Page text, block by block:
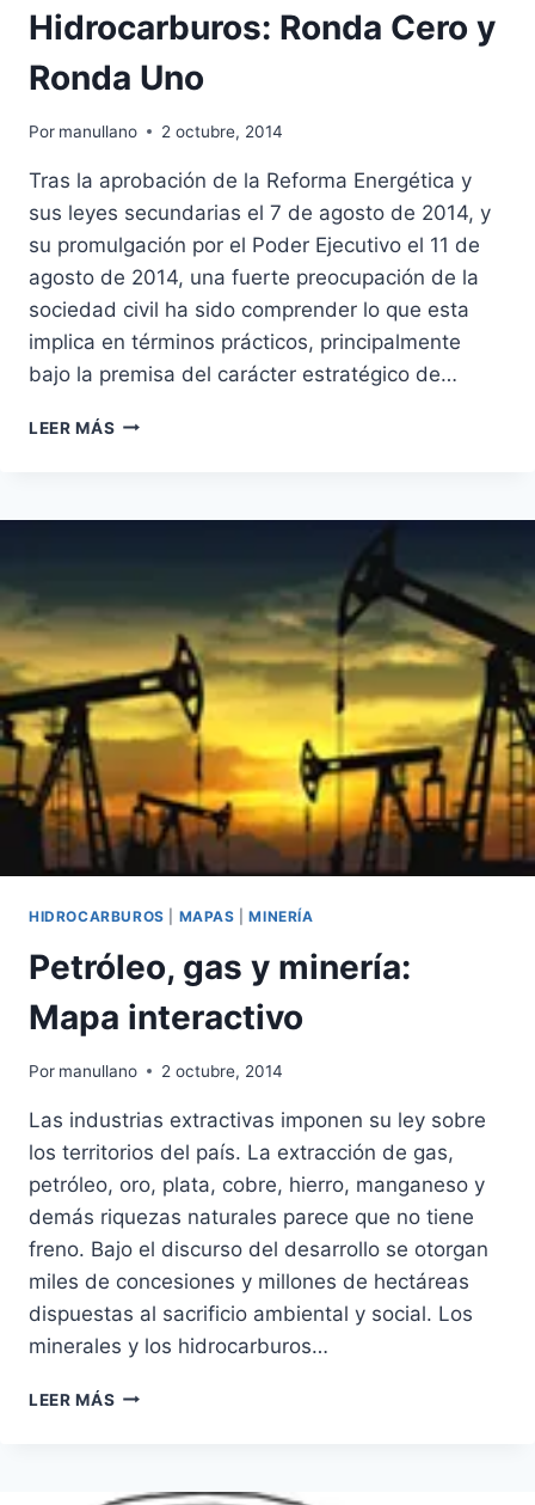
Hidrocarburos: Ronda Cero y
Ronda Uno
Por manullano 2 octubre, 2014
Tras la aprobación de la Reforma Energética y
sus leyes secundarias el 7 de agosto de 2014, y
su promulgación por el Poder Ejecutivo el 11 de
agosto de 2014, una fuerte preocupación de la
sociedad civil ha sido comprender lo que esta
implica en términos prácticos, principalmente
bajo la premisa del carácter estratégico de…
LEER MÁS HIDROCARBUROS:
RONDA
HIDROCARBUROS MAPAS |MINERÍA
Petróleo, gas y minería:
Mapa interactivo
Por manullano 2 octubre, 2014
Las industrias extractivas imponen su ley sobre
los territorios del país. La extracción de gas,
petróleo, oro, plata, cobre, hierro, manganeso y
demás riquezas naturales parece que no tiene
freno. Bajo el discurso del desarrollo se otorgan
miles de concesiones y millones de hectáreas
dispuestas al sacrificio ambiental y social. Los
minerales y los hidrocarburos…
LEER MÁS PETRÓLEO,
MAPA